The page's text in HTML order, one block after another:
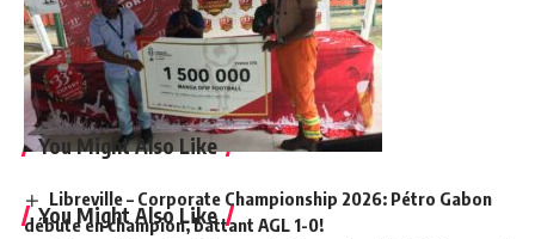
You Might Also Like
Libreville – Corporate Championship 2026: Pétro Gabon
débute en champion, battant AGL 1-0!
You Might Also Like